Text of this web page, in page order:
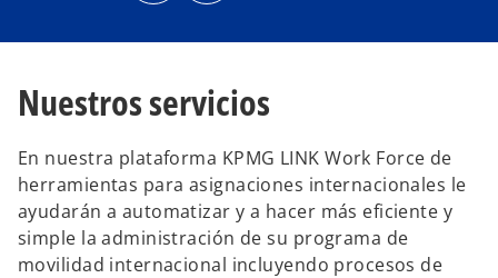
p
e
a
ñ
a
n
u
e
v
a
a
p
e
a
ñ
a
n
u
e
v
a
Nuestros servicios
En nuestra plataforma KPMG LINK Work Force de
herramientas para asignaciones internacionales le
ayudarán a automatizar y a hacer más eficiente y
simple la administración de su programa de
movilidad internacional incluyendo procesos de